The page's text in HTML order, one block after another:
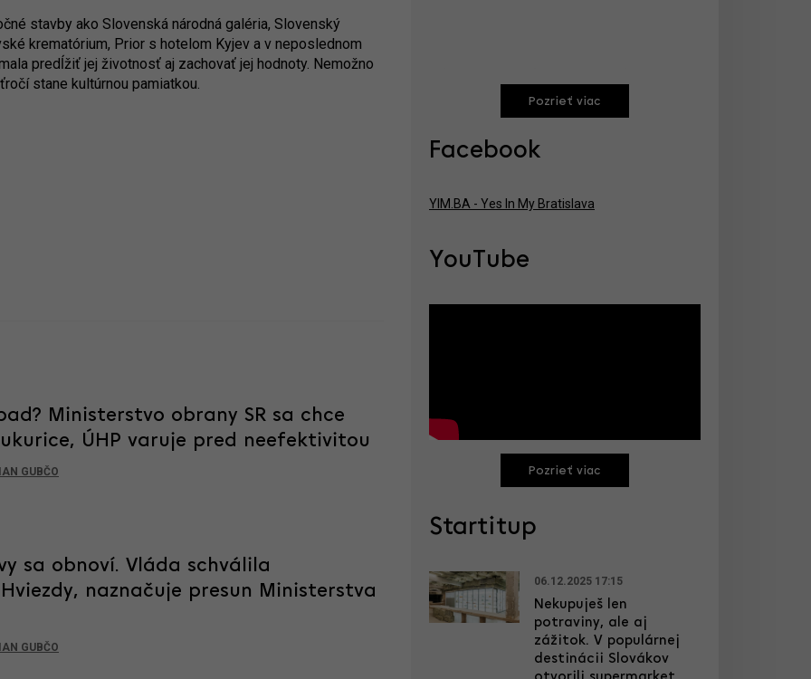
stavby ako Slovenská národná galéria, Slovenský
krematórium, Prior s hotelom Kyjev a v neposlednom
predĺžiť jej životnosť aj zachovať jej hodnoty. Nemožno
stane kultúrnou pamiatkou.
Ministerstvo obrany SR sa chce
ÚHP varuje pred neefektivitou
GUBČO
sa obnoví. Vláda schválila
naznačuje presun Ministerstva
GUBČO
Pozrieť viac
Facebook
YIM.BA - Yes In My Bratislava
YouTube
Pozrieť viac
Startitup
06.12.2025 17:15
Nekupuješ len
potraviny, ale aj
zážitok. V populárnej
destinácii Slovákov